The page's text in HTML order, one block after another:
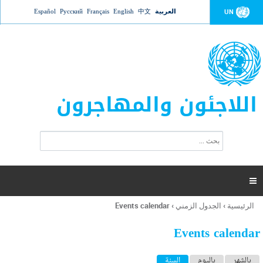
Jump to navigation UN العربية 中文
English
Français
Русский
Español
اللاجئون والمهاجرون
ت
ر
ل
ح
ب

أنت
هنا
الرئيسية › الجدول الزمني ›
Events calendar
Events calendar